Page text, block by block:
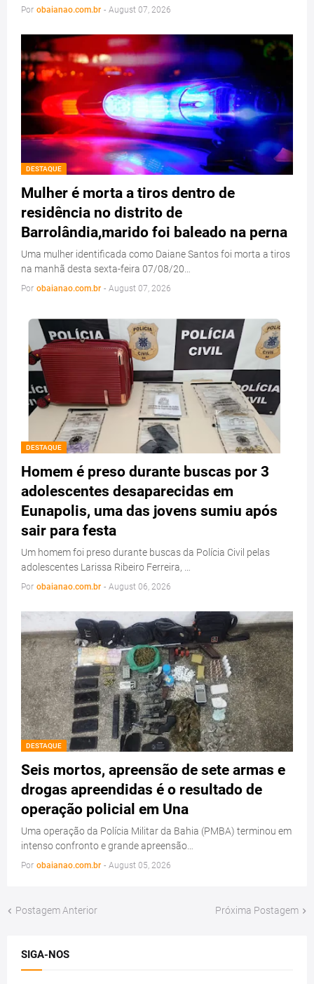
Por obaianao.com.br - August 07, 2026
DESTAQUE
Mulher é morta a tiros dentro de
residência no distrito de
Barrolândia,marido foi baleado na perna
Uma mulher identificada como Daiane Santos foi morta a tiros
na manhã desta sexta-feira 07/08/20…
Por obaianao.com.br - August 07, 2026
DESTAQUE
Homem é preso durante buscas por 3
adolescentes desaparecidas em
Eunapolis, uma das jovens sumiu após
sair para festa
Um homem foi preso durante buscas da Polícia Civil pelas
adolescentes Larissa Ribeiro Ferreira, …
Por obaianao.com.br - August 06, 2026
DESTAQUE
Seis mortos, apreensão de sete armas e
drogas apreendidas é o resultado de
operação policial em Una
Uma operação da Polícia Militar da Bahia (PMBA) terminou em
intenso confronto e grande apreensão…
Por obaianao.com.br - August 05, 2026
Postagem Anterior Próxima Postagem
SIGA-NOS